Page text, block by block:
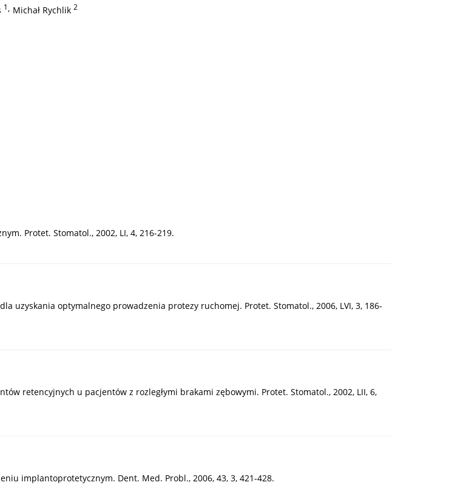
1, Michał Rychlik 2
Protet. Stomatol., 2002, LI, 4, 216-219.
uzyskania optymalnego prowadzenia protezy ruchomej. Protet. Stomatol., 2006, LVI, 3, 186-
retencyjnych u pacjentów z rozległymi brakami zębowymi. Protet. Stomatol., 2002, LII, 6,
implantoprotetycznym. Dent. Med. Probl., 2006, 43, 3, 421-428.